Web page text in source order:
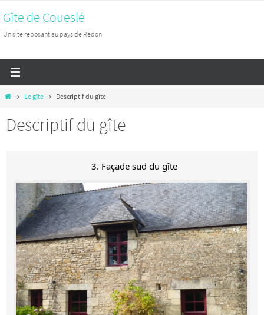
vers
le
Gîte de Coueslé
Un site reposant au pays de Redon
HomeLe gîte Descriptif du gîte
Descriptif du gîte
3. Façade sud du gîte